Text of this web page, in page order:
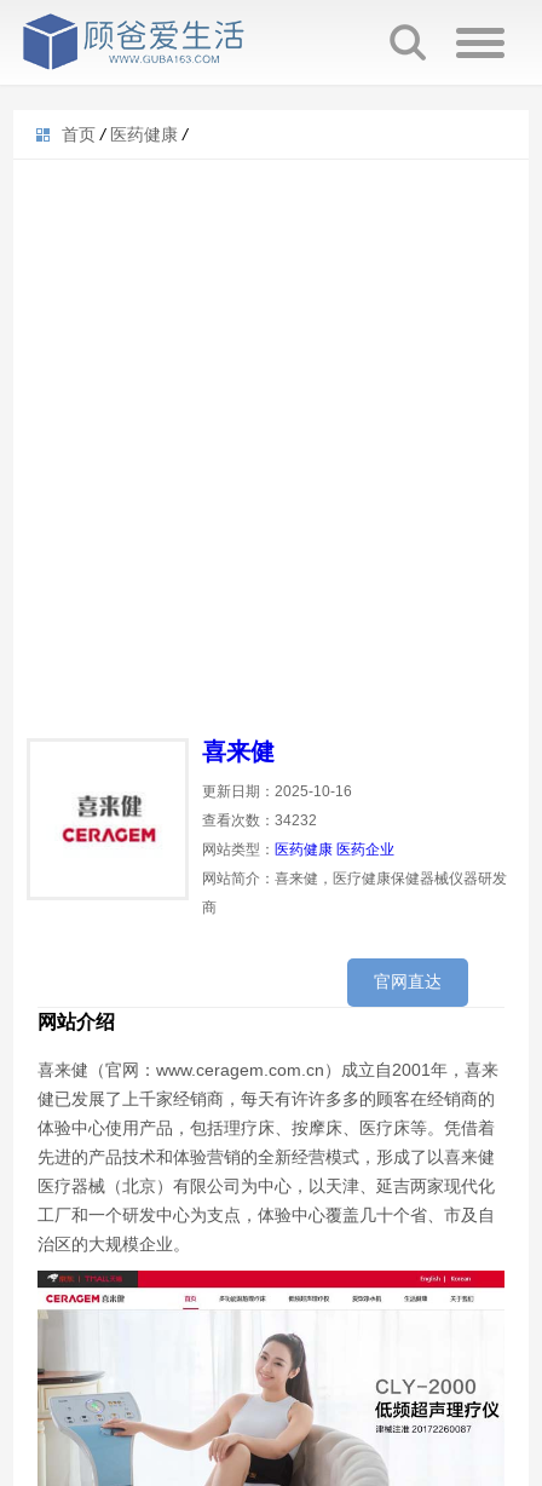
首页 / 医药健康 /
喜来健
更新日期：2025-10-16
查看次数：34232
网站类型： 医药健康 医药企业
网站简介：喜来健，医疗健康保健器械仪器研发
商
官网直达
网站介绍
喜来健（官网：www.ceragem.com.cn）成立自2001年，喜来
健已发展了上千家经销商，每天有许许多多的顾客在经销商的
体验中心使用产品，包括理疗床、按摩床、医疗床等。凭借着
先进的产品技术和体验营销的全新经营模式，形成了以喜来健
医疗器械（北京）有限公司为中心，以天津、延吉两家现代化
工厂和一个研发中心为支点，体验中心覆盖几十个省、市及自
治区的大规模企业。